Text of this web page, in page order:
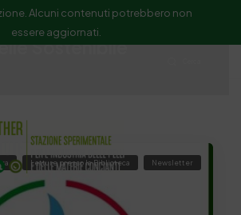
Alcuni contenuti potrebbero non
essere aggiornati.
Sostenibile
Letture presso la Biblioteca Newsletter